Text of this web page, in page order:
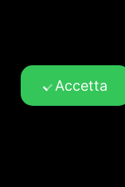
Accetta